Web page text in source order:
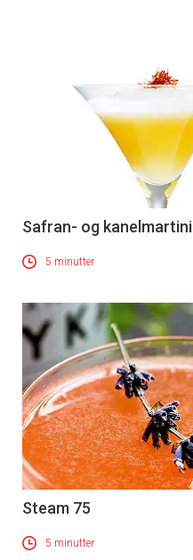
Safran- og kanelmartini
5 minutter
Steam 75
5 minutter